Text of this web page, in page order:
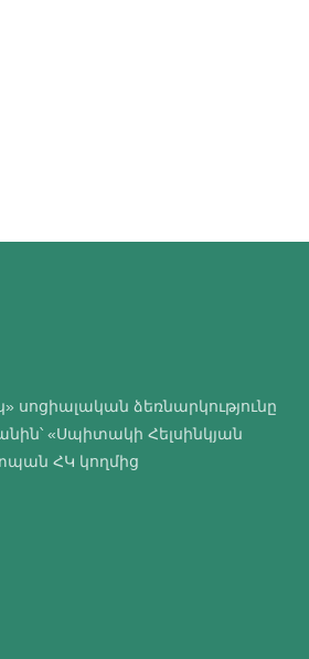
սոցիալական ձեռնարկությունը
«Սպիտակի Հելսինկյան
ՀԿ կողմից